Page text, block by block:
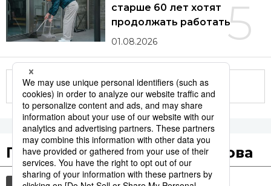
5
старше 60 лет хотят
продолжать работать
01.08.2026
Другие статьи по теме
Популярные поисковые слова
общество культура технологии